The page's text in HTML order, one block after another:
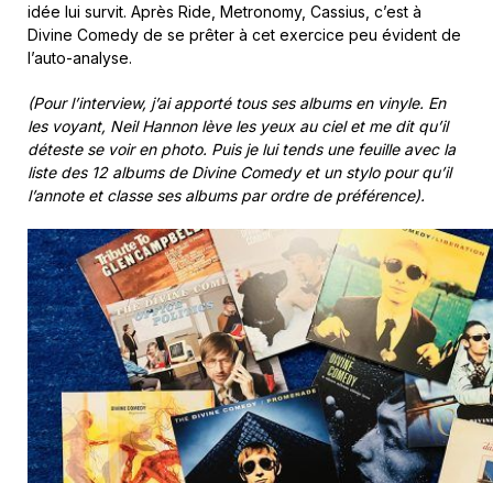
idée lui survit. Après Ride, Metronomy, Cassius, c’est à
Divine Comedy de se prêter à cet exercice peu évident de
l’auto-analyse.
(Pour l’interview, j’ai apporté tous ses albums en vinyle. En
les voyant, Neil Hannon lève les yeux au ciel et me dit qu’il
déteste se voir en photo. Puis je lui tends une feuille avec la
liste des 12 albums de Divine Comedy et un stylo pour qu’il
l’annote et classe ses albums par ordre de préférence).